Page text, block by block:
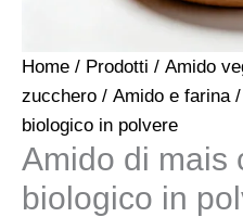
Home / Prodotti / Amido
zucchero / Amido e farina/
biologico in polvere
Amido di mais
biologico in